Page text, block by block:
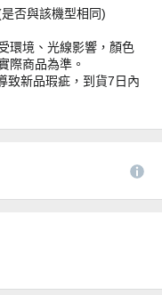
否與該機型相同)
環境、光線影響，顏色
際商品為準。
致新品瑕疵，到貨7日內